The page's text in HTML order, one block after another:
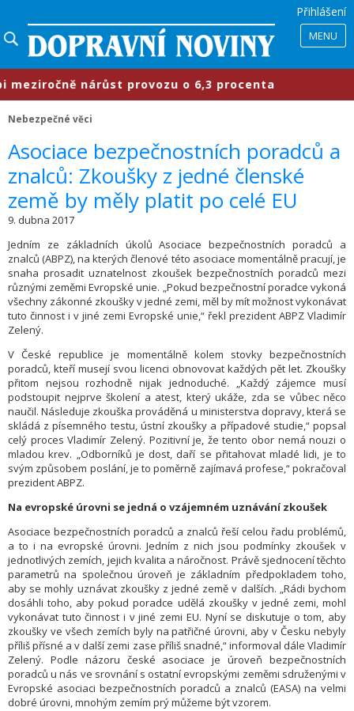
Přihlášení
MENU
nárůst provozu o 6,3 procenta
Nebezpečné věci
​Asociace bezpečnostních poradců a
znalců: Zkoušky z jedné členské
země by měly platit po celé EU
9. dubna 2017
Jedním ze základních úkolů Asociace bezpečnostních poradců a
znalců (ABPZ), na kterých členové této asociace momentálně pracují, je
snaha prosadit uznatelnost zkoušek bezpečnostních poradců mezi
různými zeměmi Evropské unie. „Pokud bezpečnostní poradce vykoná
všechny zákonné zkoušky v jedné zemi, měl by mít možnost vykonávat
tuto činnost i v jiné zemi Evropské unie,“ řekl prezident ABPZ Vladimír
Zelený.
V České republice je momentálně kolem stovky bezpečnostních
poradců, kteří musejí svou licenci obnovovat každých pět let. Zkoušky
přitom nejsou rozhodně nijak jednoduché. „Každý zájemce musí
podstoupit nejprve školení a atest, který ukáže, zda se vůbec něco
naučil. Následuje zkouška prováděná u ministerstva dopravy, která se
skládá z písemného testu, ústní zkoušky a případové studie,“ popsal
celý proces Vladimír Zelený. Pozitivní je, že tento obor nemá nouzi o
mladou krev. „Odborníků je dost, daří se přitahovat mladé lidi, je to
svým způsobem poslání, je to poměrně zajímavá profese,“ pokračoval
prezident ABPZ.
Na evropské úrovni se jedná o vzájemném uznávání zkoušek
Asociace bezpečnostních poradců a znalců řeší celou řadu problémů,
a to i na evropské úrovni. Jedním z nich jsou podmínky zkoušek v
jednotlivých zemích, jejich kvalita a náročnost. Právě sjednocení těchto
parametrů na společnou úroveň je základním předpokladem toho,
aby se mohly uznávat zkoušky z jedné země v dalších. „Rádi bychom
dosáhli toho, aby pokud poradce udělá zkoušky v jedné zemi, mohl
vykonávat tuto činnost i v jiné zemi EU. Nyní se diskutuje o tom, aby
zkoušky ve všech zemích byly na patřičné úrovni, aby v Česku nebyly
příliš přísné a v další zemi zase příliš snadné,“ informoval dále Vladimír
Zelený. Podle názoru české asociace je úroveň bezpečnostních
poradců u nás ve srovnání s ostatní evropskými zeměmi sdruženými v
Evropské asociaci bezpečnostních poradců a znalců (EASA) na velmi
dobré úrovni, mnohým zemím prý můžeme být vzorem.